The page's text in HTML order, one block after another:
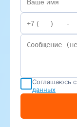
Соглашаюсь с
данных